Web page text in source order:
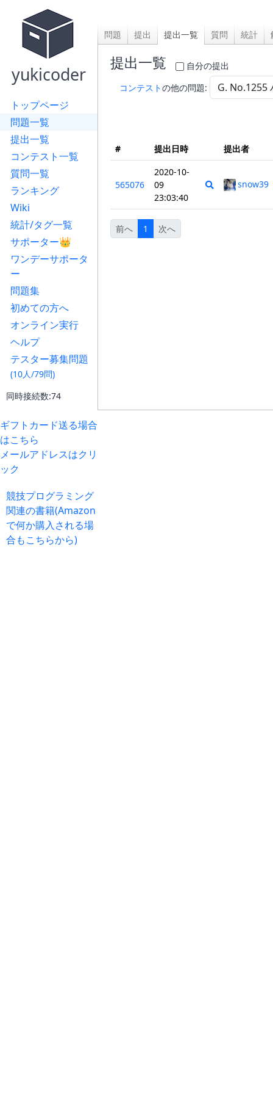
yukicoder
トップページ
問題一覧
提出一覧
コンテスト一覧
質問一覧
ランキング
Wiki
統計/タグ一覧
サポーター👑
ワンデーサポータ
ー
問題集
初めての方へ
オンライン実行
ヘルプ
テスター募集問題
(10人/79問)
同時接続数:74
ギフトカード送る場合
はこちら
メールアドレスはクリ
ック
競技プログラミング
関連の書籍(Amazon
で何か購入される場
合もこちらから)
問題 提出 提出一覧 質問 統計
提出一覧
自分の提出
コンテストの他の問題:
# 提出日時 提出者
565076
2020-10-
09
23:03:40
snow39
前へ 1 次へ